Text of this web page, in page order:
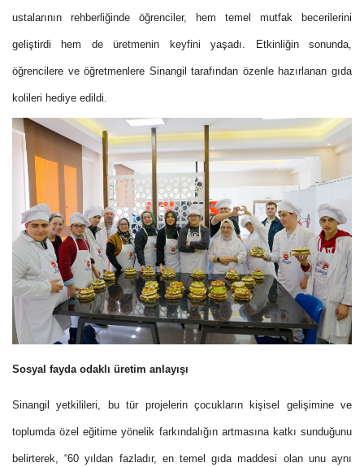
ustalarının rehberliğinde öğrenciler, hem temel mutfak becerilerini
geliştirdi hem de üretmenin keyfini yaşadı. Etkinliğin sonunda,
öğrencilere ve öğretmenlere Sinangil tarafından özenle hazırlanan gıda
kolileri hediye edildi.
Sosyal fayda odaklı üretim anlayışı
Sinangil yetkilileri, bu tür projelerin çocukların kişisel gelişimine ve
toplumda özel eğitime yönelik farkındalığın artmasına katkı sunduğunu
belirterek, “60 yıldan fazladır, en temel gıda maddesi olan unu aynı